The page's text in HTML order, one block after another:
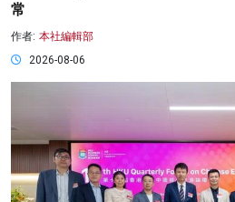
常
作者: 本社編輯部
2026-08-06